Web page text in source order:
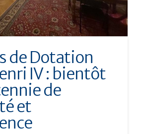
de Dotation
IV : bientôt
de
et